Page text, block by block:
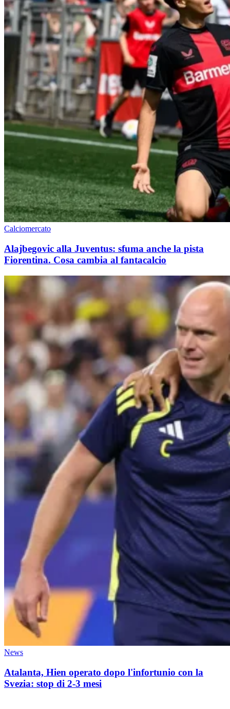
Calciomercato
Alajbegovic alla Juventus: sfuma anche la pista
Fiorentina. Cosa cambia al fantacalcio
News
Atalanta, Hien operato dopo l'infortunio con la
Svezia: stop di 2-3 mesi